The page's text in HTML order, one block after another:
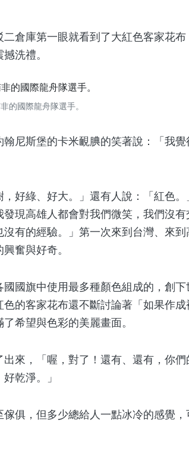
庫第一眼就看到了大紅色客家花布
洗禮。
的國際龍舟隊選手。
斯堡的卡米靦腆的笑著說：「我覺
綠、好大。」還有人說：「紅色。
現高雄人都會對我們微笑，我們沒
有的經驗。」第一次來到台灣、來
奮與好奇。
旗中使用最多種顏色組成的，創下
的客家花布還不斷討論著「如果作
希望與色彩的美麗畫面。
，「喔，對了！還有、還有，你們
乾淨。」
，但多少總給人一點冰冷的感覺，